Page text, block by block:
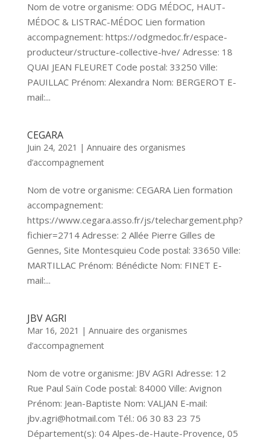
Nom de votre organisme: ODG MÉDOC, HAUT-
MÉDOC & LISTRAC-MÉDOC Lien formation
accompagnement: https://odgmedoc.fr/espace-
producteur/structure-collective-hve/ Adresse: 18
QUAI JEAN FLEURET Code postal: 33250 Ville:
PAUILLAC Prénom: Alexandra Nom: BERGEROT E-
mail:...
CEGARA
Juin 24, 2021 | Annuaire des organismes
d’accompagnement
Nom de votre organisme: CEGARA Lien formation
accompagnement:
https://www.cegara.asso.fr/js/telechargement.php?
fichier=2714 Adresse: 2 Allée Pierre Gilles de
Gennes, Site Montesquieu Code postal: 33650 Ville:
MARTILLAC Prénom: Bénédicte Nom: FINET E-
mail:...
JBV AGRI
Mar 16, 2021 | Annuaire des organismes
d’accompagnement
Nom de votre organisme: JBV AGRI Adresse: 12
Rue Paul Saïn Code postal: 84000 Ville: Avignon
Prénom: Jean-Baptiste Nom: VALJAN E-mail:
jbv.agri@hotmail.com Tél.: 06 30 83 23 75
Département(s): 04 Alpes-de-Haute-Provence, 05